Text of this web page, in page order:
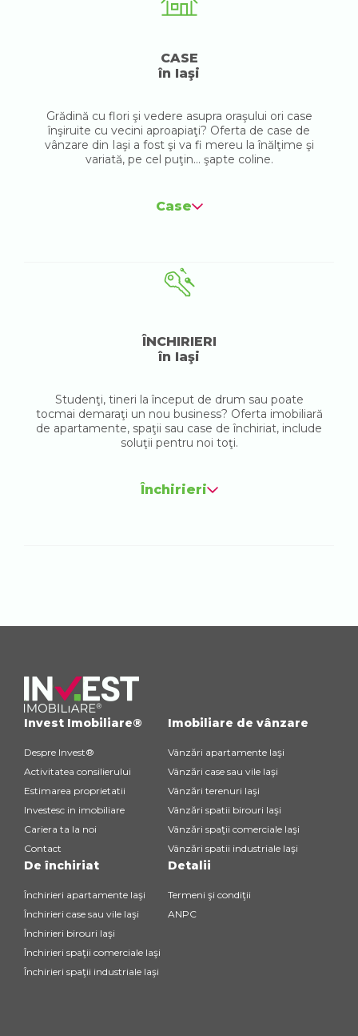
CASE
în Iaşi
Grădină cu flori şi vedere asupra oraşului ori case
înşiruite cu vecini aproapiaţi? Oferta de case de
vânzare din Iaşi a fost şi va fi mereu la înălţime şi
variată, pe cel puţin... şapte coline.
Case
ÎNCHIRIERI
în Iaşi
Studenţi, tineri la început de drum sau poate
tocmai demaraţi un nou business? Oferta imobiliară
de apartamente, spaţii sau case de închiriat, include
soluţii pentru noi toţi.
Închirieri
Invest Imobiliare®
Despre Invest®
Activitatea consilierului
Estimarea proprietatii
Investesc in imobiliare
Cariera ta la noi
Contact
Imobiliare de vânzare
Vânzări apartamente Iaşi
Vânzări case sau vile Iaşi
Vânzări terenuri Iaşi
Vânzări spatii birouri Iaşi
Vânzări spaţii comerciale Iaşi
Vânzări spatii industriale Iaşi
De închiriat
Închirieri apartamente Iaşi
Închirieri case sau vile Iaşi
Închirieri birouri Iaşi
Închirieri spaţii comerciale Iaşi
Închirieri spaţii industriale Iaşi
Detalii
Termeni şi condiţii
ANPC